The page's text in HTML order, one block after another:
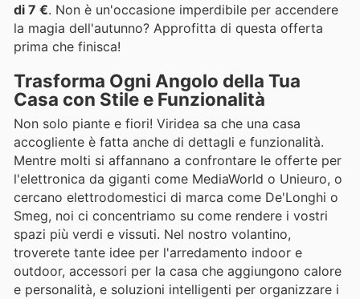
di 7 €. Non è un'occasione imperdibile per accendere
la magia dell'autunno? Approfitta di questa offerta
prima che finisca!
Trasforma Ogni Angolo della Tua
Casa con Stile e Funzionalità
Non solo piante e fiori! Viridea sa che una casa
accogliente è fatta anche di dettagli e funzionalità.
Mentre molti si affannano a confrontare le offerte per
l'elettronica da giganti come MediaWorld o Unieuro, o
cercano elettrodomestici di marca come De'Longhi o
Smeg, noi ci concentriamo su come rendere i vostri
spazi più verdi e vissuti. Nel nostro volantino,
troverete tante idee per l'arredamento indoor e
outdoor, accessori per la casa che aggiungono calore
e personalità, e soluzioni intelligenti per organizzare i